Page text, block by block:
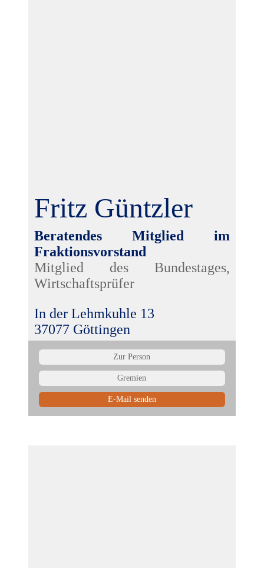
Fritz Güntzler
Beratendes Mitglied im
Fraktionsvorstand
Mitglied des Bundestages,
Wirtschaftsprüfer
In der Lehmkuhle 13
37077 Göttingen
Zur Person
Gremien
E-Mail senden